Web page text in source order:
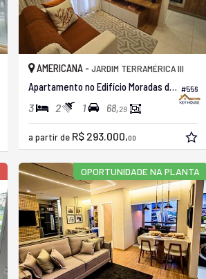
#556
AMERICANA - JARDIM TERRAMÉRICA III
Apartamento no Edifício Moradas do Porto
3 2 1 68,29
a partir de R$ 293.000,00
OPORTUNIDADE NA PLANTA